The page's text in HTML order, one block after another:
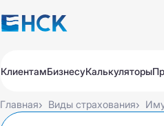
Клиентам
Авто
Путешествие
Бизнесу
Авто
Калькуляторы
Главная› Виды страхования›